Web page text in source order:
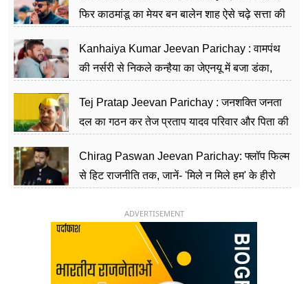
फिर काठमांडू का मेयर बन बालेन शाह ऐसे चढ़े सत्ता की
Kanhaiya Kumar Jeevan Parichay : वामपंथ
की नर्सरी से निकले कन्हैया का जेएनयू में बजा डंका,
Tej Pratap Jeevan Parichay : जनशक्ति जनता
दल का गठन कर तेज प्रताप यादव परिवार और पिता की
Chirag Paswan Jeevan Parichay: फ्लॉप फिल्म
से हिट राजनीति तक, जानें- 'मिले न मिले हम' के हीरो
ADVERTISEMENT